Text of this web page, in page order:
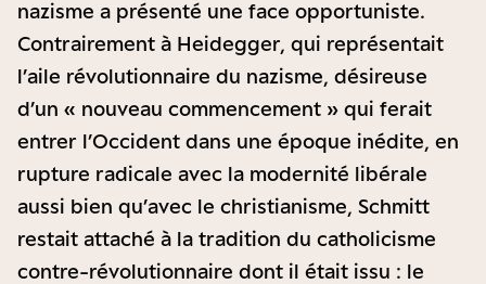
nazisme a présenté une face opportuniste.
Contrairement à Heidegger, qui représentait
l’aile révolutionnaire du nazisme, désireuse
d’un « nouveau commencement » qui ferait
entrer l’Occident dans une époque inédite, en
rupture radicale avec la modernité libérale
aussi bien qu’avec le christianisme, Schmitt
restait attaché à la tradition du catholicisme
contre-révolutionnaire dont il était issu : le